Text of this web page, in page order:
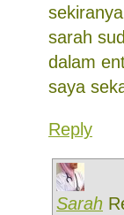
sarah
dalam
saya
Reply
Sarah